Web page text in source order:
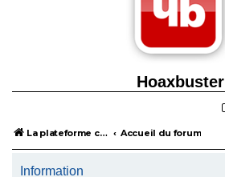
Hoaxbuster
La plateforme collaborative contre la désinformation Accueil du forum
Information